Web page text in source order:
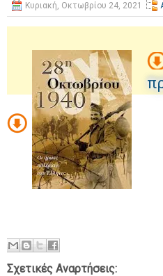
Κυριακή, Οκτωβρίου 24, 2021
Σχετικές Αναρτήσεις: